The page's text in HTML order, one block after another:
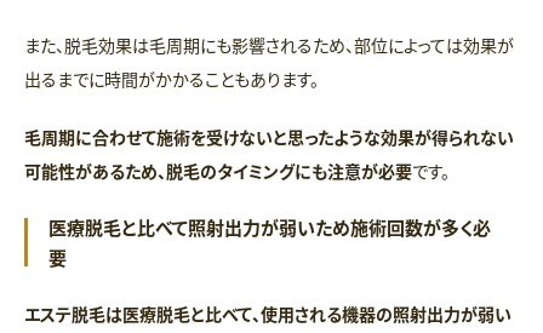
また、脱毛効果は毛周期にも影響されるため、部位によっては効果が
出るまでに時間がかかることもあります。
毛周期に合わせて施術を受けないと思ったような効果が得られない
可能性があるため、脱毛のタイミングにも注意が必要です。
医療脱毛と比べて照射出力が弱いため施術回数が多く必
要
エステ脱毛は医療脱毛と比べて、使用される機器の照射出力が弱い